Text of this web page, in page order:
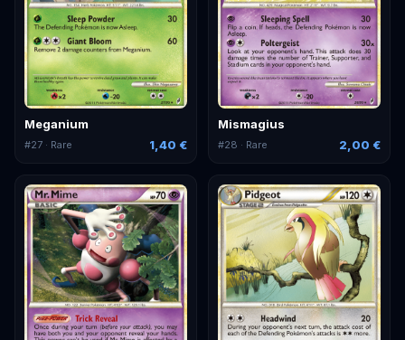
Meganium
#27 · Rare 1,40 €
Mismagius
#28 · Rare 2,00 €